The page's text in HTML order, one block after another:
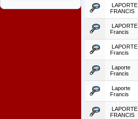
LAPORTE
FRANCIS
LAPORTE
Francis
LAPORTE
Francis
Laporte
Francis
Laporte
Francis
LAPORTE
FRANCIS